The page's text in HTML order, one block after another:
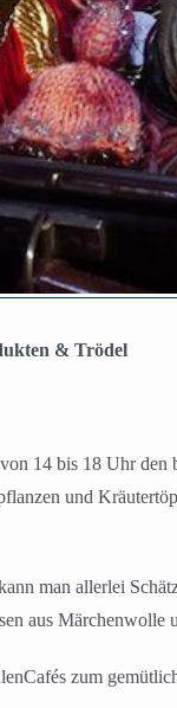
& Trödel
14 bis 18 Uhr
und
man allerlei
aus
zum